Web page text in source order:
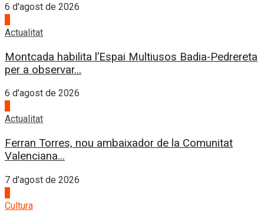
6 d'agost de 2026
Actualitat
Montcada habilita l’Espai Multiusos Badia-Pedrereta
per a observar...
6 d'agost de 2026
Actualitat
Ferran Torres, nou ambaixador de la Comunitat
Valenciana...
7 d'agost de 2026
Cultura